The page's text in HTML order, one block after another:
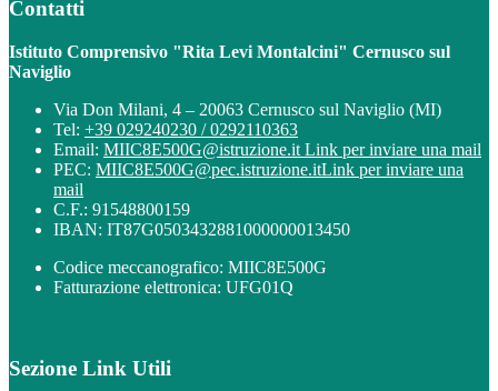
Contatti
Istituto Comprensivo "Rita Levi Montalcini" Cernusco sul
Naviglio
Via Don Milani, 4 – 20063 Cernusco sul Naviglio (MI)
Tel: +39 029240230 / 0292110363
Email: MIIC8E500G@istruzione.it Link per inviare una mail
PEC: MIIC8E500G@pec.istruzione.itLink per inviare una
mail
C.F.: 91548800159
IBAN: IT87G0503432881000000013450
Codice meccanografico: MIIC8E500G
Fatturazione elettronica: UFG01Q
Sezione Link Utili